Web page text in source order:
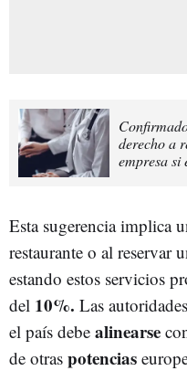
derecho a
empresa si
Esta sugerencia implica
restaurante o al reservar
estando estos servicios
del 10%. Las
el país debe alinearse
de otras potencias